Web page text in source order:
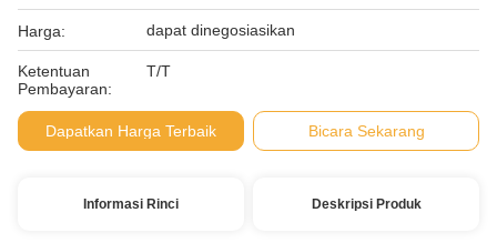
Harga: dapat dinegosiasikan
Ketentuan
Pembayaran:
T/T
Dapatkan Harga Terbaik Bicara Sekarang
Informasi Rinci Deskripsi Produk